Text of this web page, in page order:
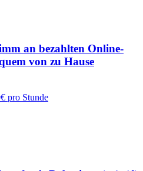
an bezahlten Online-
von zu Hause
pro Stunde